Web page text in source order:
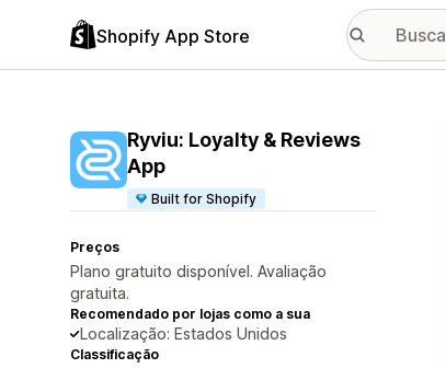
Shopify App Store
Ryviu: Loyalty & Reviews
App
Built for Shopify
Preços
Plano gratuito disponível. Avaliação
gratuita.
Recomendado por lojas como a sua
Localização: Estados Unidos
Classificação